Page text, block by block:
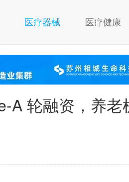
医疗器械 医疗健康
A 轮融资，养老